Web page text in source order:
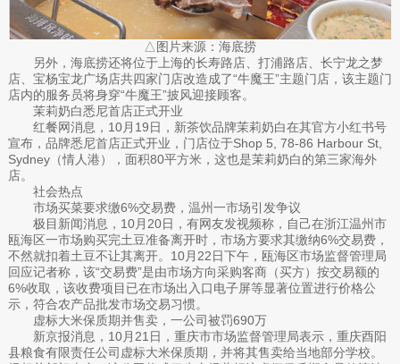
△图片来源：海底捞
另外，海底捞还将位于上海的长寿路店、打浦路店、长宁龙之梦
店、宝杨宝龙广场店共四家门店改造成了“牛魔王”主题门店，该主题门
店内的服务员将身穿“牛魔王”披风迎接顾客。
茉莉奶白悉尼首店正式开业
红餐网消息，10月19日，新茶饮品牌茉莉奶白在其官方小红书号
宣布，品牌悉尼首店正式开业，门店位于Shop 5, 78-86 Harbour St,
Sydney（情人港），面积80平方米，这也是茉莉奶白的第三家海外
店。
社会热点
市场买菜要求缴6%交易费，温州一市场引发争议
极目新闻消息，10月20日，有网友发视频称，自己在浙江温州市
瓯海区一市场购买完土豆准备离开时，市场方要求其缴纳6%交易费，
不然就扣着土豆不让其离开。10月22日下午，瓯海区市场监督管理局
回应记者称，该“交易费”是由市场方向采购客商（买方）按交易额的
6%收取，该收费项目已在市场出入口电子屏等显著位置进行价格公
示，符合农产品批发市场交易习惯。
虚标大米保质期并售卖，一公司被罚690万
新京报消息，10月21日，重庆市市场监督管理局表示，重庆酉阳
县粮食有限责任公司虚标大米保质期，并将其售卖给当地部分学校。